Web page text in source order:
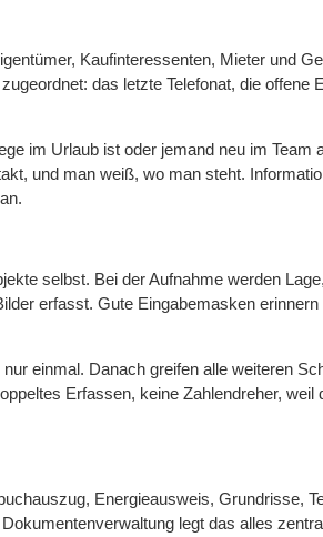
Kaufinteressenten, Mieter und
das letzte Telefonat, die offene
im Urlaub ist oder jemand neu im Team
und man weiß, wo man steht.
selbst. Bei der Aufnahme werden
erfasst. Gute Eingabemasken erinnern
einmal. Danach greifen alle weiteren
Erfassen, keine Zahlendreher, weil
Energieausweis, Grundrisse,
legt das alles